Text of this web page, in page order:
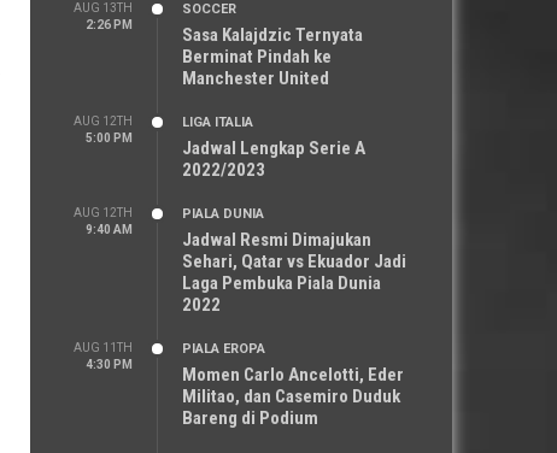
AUG 13TH
2:26 PM
SOCCER
Sasa Kalajdzic Ternyata
Berminat Pindah ke
Manchester United
AUG 12TH
5:00 PM
LIGA ITALIA
Jadwal Lengkap Serie A
2022/2023
AUG 12TH
9:40 AM
PIALA DUNIA
Jadwal Resmi Dimajukan
Sehari, Qatar vs Ekuador Jadi
Laga Pembuka Piala Dunia
2022
AUG 11TH
4:30 PM
PIALA EROPA
Momen Carlo Ancelotti, Eder
Militao, dan Casemiro Duduk
Bareng di Podium